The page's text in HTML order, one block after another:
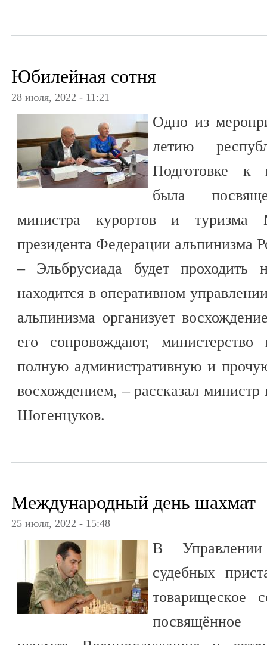
Юбилейная сотня
28 июля, 2022 - 11:21
Одно из
летию
Подготовке к
была
министра курортов и туризма
президента Федерации альпинизма
– Эльбрусиада будет проходить
находится в оперативном
альпинизма организует
его сопровождают, министерство
полную административную и
восхождением, – рассказал
Шогенцуков.
Международный день шахмат
25 июля, 2022 - 15:48
В
судебных
товарищеское